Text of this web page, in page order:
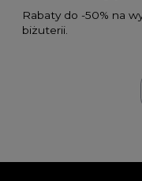
Rabaty do -50% na
biżuterii.